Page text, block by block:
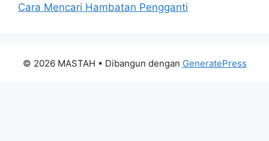
Cara Mencari Hambatan Pengganti
© 2026 MASTAH • Dibangun dengan GeneratePress